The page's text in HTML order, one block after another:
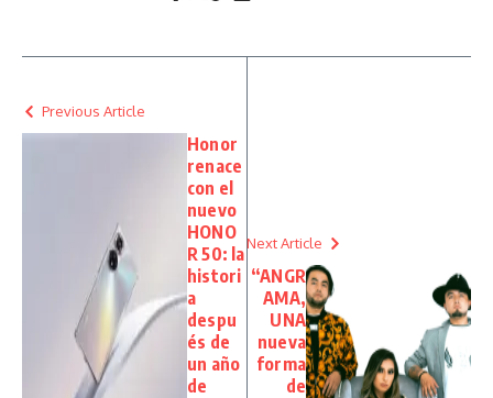
Previous Article
Honor
renace
con el
nuevo
HONO
R 50: la
histori
a
despu
és de
un año
de
Next Article
“ANGR
AMA,
UNA
nueva
forma
de